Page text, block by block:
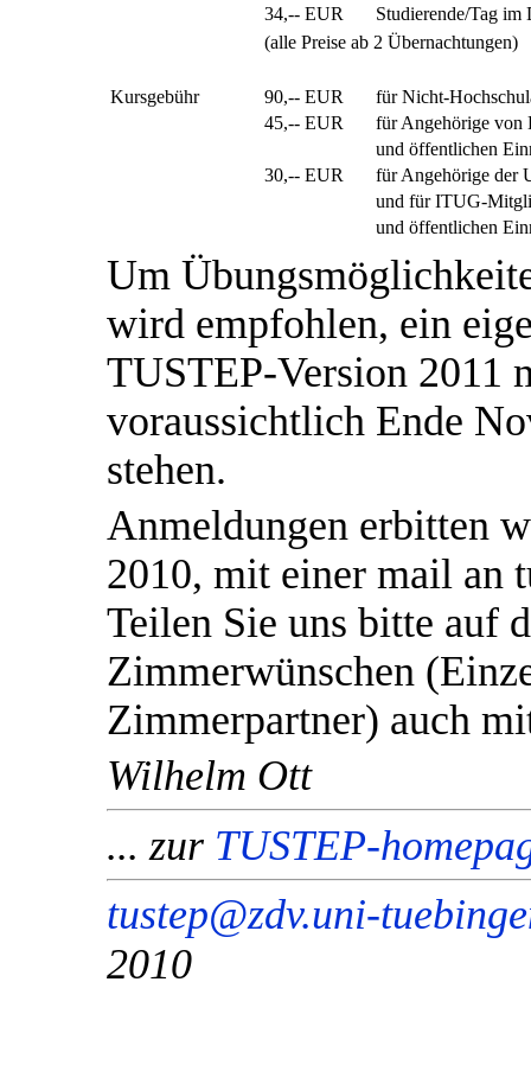
34,-- EUR
Studierende/Tag im
(alle Preise ab 2 Übernachtungen)
Kursgebühr 90,-- EUR
für Nicht-
45,-- EUR
für Angehörige von
und öffentlichen
30,-- EUR
für Angehörige der
und für ITUG-
und öffentlichen
Um
wird empfohlen, ein
TUSTEP-Version 2011
voraussichtlich Ende
stehen.
Anmeldungen erbitten
2010, mit einer mail an
Teilen Sie uns bitte auf
Zimmerwünschen
Zimmerpartner) auch
Wilhelm Ott
... zur TUSTEP-
tustep@zdv.uni-
2010